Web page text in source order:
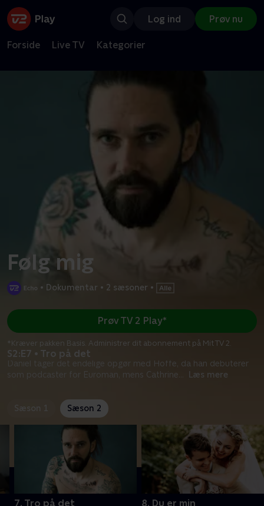
Log ind Prøv nu
Forside Live TV Kategorier
Følg mig
• Dokumentar • 2 sæsoner •
S2:E7 • Tro på det
Daniel tager det endelige opgør med Hoffe, da han debuterer
som podcaster for Euroman, mens Cathrine
Læs mere
Prøv TV 2 Play*
*Kræver pakken Basis. Administrer dit abonnement på Mit TV 2.
Sæson 1 Sæson 2
7. Tro på det 8. Du er min